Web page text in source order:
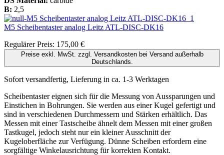
B: 2,5
M5 Scheibentaster analog Leitz ATL-DISC-DK16
Regulärer Preis: 175,00 €
Preise exkl. MwSt. zzgl. Versandkosten bei Versand außerhalb
Deutschlands.
Sofort versandfertig, Lieferung in ca. 1-3 Werktagen
Scheibentaster eignen sich für die Messung von Aussparungen und
Einstichen in Bohrungen. Sie werden aus einer Kugel gefertigt und
sind in verschiedenen Durchmessern und Stärken erhältlich. Das
Messen mit einer Tastscheibe ähnelt dem Messen mit einer großen
Tastkugel, jedoch steht nur ein kleiner Ausschnitt der
Kugeloberfläche zur Verfügung. Dünne Scheiben erfordern eine
sorgfältige Winkelausrichtung für korrekten Kontakt.